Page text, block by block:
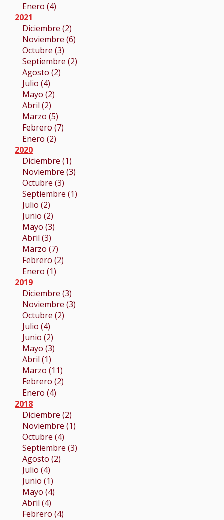
Enero (4)
2021
Diciembre (2)
Noviembre (6)
Octubre (3)
Septiembre (2)
Agosto (2)
Julio (4)
Mayo (2)
Abril (2)
Marzo (5)
Febrero (7)
Enero (2)
2020
Diciembre (1)
Noviembre (3)
Octubre (3)
Septiembre (1)
Julio (2)
Junio (2)
Mayo (3)
Abril (3)
Marzo (7)
Febrero (2)
Enero (1)
2019
Diciembre (3)
Noviembre (3)
Octubre (2)
Julio (4)
Junio (2)
Mayo (3)
Abril (1)
Marzo (11)
Febrero (2)
Enero (4)
2018
Diciembre (2)
Noviembre (1)
Octubre (4)
Septiembre (3)
Agosto (2)
Julio (4)
Junio (1)
Mayo (4)
Abril (4)
Febrero (4)